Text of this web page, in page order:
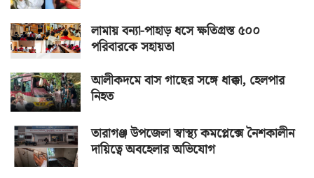
লামায় বন্যা-পাহাড় ধসে ক্ষতিগ্রস্ত ৫০০
পরিবারকে সহায়তা
আলীকদমে বাস গাছের সঙ্গে ধাক্কা, হেলপার
নিহত
তারাগঞ্জ উপজেলা স্বাস্থ্য কমপ্লেক্সে নৈশকালীন
দায়িত্বে অবহেলার অভিযোগ